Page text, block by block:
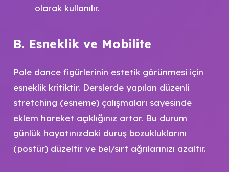
olarak kullanılır.
B. Esneklik ve Mobilite
Pole dance figürlerinin estetik görünmesi için
esneklik kritiktir. Derslerde yapılan düzenli
stretching (esneme) çalışmaları sayesinde
eklem hareket açıklığınız artar. Bu durum
günlük hayatınızdaki duruş bozukluklarını
(postür) düzeltir ve bel/sırt ağrılarınızı azaltır.